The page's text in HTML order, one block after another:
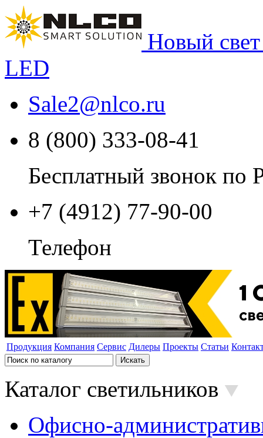
Новый
LED
Sale2@nlco.ru
8 (800) 333-08-41
Бесплатный звонок по
+7 (4912) 77-90-00
Телефон
Продукция Компания Сервис Дилеры Проекты Статьи
Каталог светильников
Офисно-